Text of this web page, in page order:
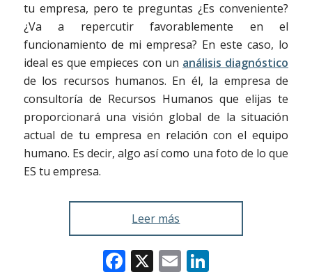
tu empresa, pero te preguntas ¿Es conveniente?
¿Va a repercutir favorablemente en el
funcionamiento de mi empresa? En este caso, lo
ideal es que empieces con un análisis diagnóstico
de los recursos humanos. En él, la empresa de
consultoría de Recursos Humanos que elijas te
proporcionará una visión global de la situación
actual de tu empresa en relación con el equipo
humano. Es decir, algo así como una foto de lo que
ES tu empresa.
Leer más
Facebook
X EmailLinkedIn